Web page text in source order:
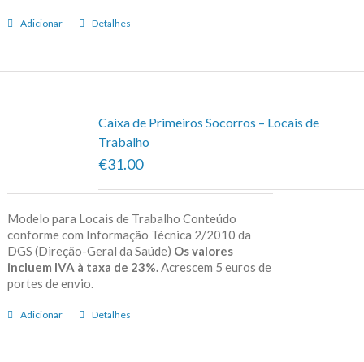
Adicionar Detalhes
Caixa de Primeiros Socorros – Locais de
Trabalho
€31.00
Modelo para Locais de Trabalho Conteúdo
conforme com Informação Técnica 2/2010 da
DGS (Direção-Geral da Saúde) Os valores
incluem IVA à taxa de 23%. Acrescem 5 euros de
portes de envio.
Adicionar Detalhes